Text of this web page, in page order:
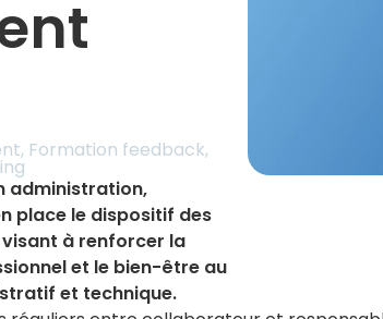
, Formation feedback,
administration,
place le dispositif des
à renforcer la
et le bien-être au
et technique.